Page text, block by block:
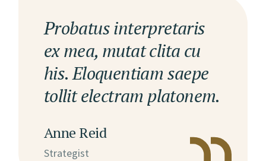
Probatus interpretaris
ex mea, mutat clita cu
his. Eloquentiam saepe
tollit electram platonem.
Anne Reid
Strategist